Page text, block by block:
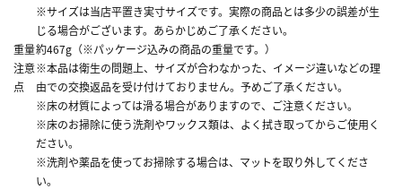
※サイズは当店平置き実寸サイズです。実際の商品とは多少の誤差が生
じる場合がございます。あらかじめご了承ください。
重量約467g（※パッケージ込みの商品の重量です。）
注意
点
※本品は衛生の問題上、サイズが合わなかった、イメージ違いなどの理
由での交換返品を受け付けておりません。予めご了承ください。
※床の材質によっては滑る場合がありますので、ご注意ください。
※床のお掃除に使う洗剤やワックス類は、よく拭き取ってからご使用く
ださい。
※洗剤や薬品を使ってお掃除する場合は、マットを取り外してくださ
い。